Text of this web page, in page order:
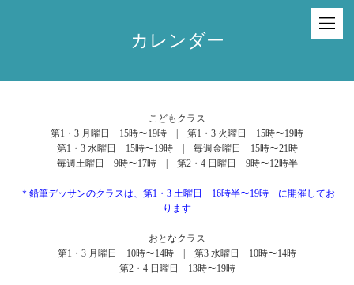
カレンダー
こどもクラス
第1・3 月曜日 15時〜19時 | 第1・3 火曜日 15時〜19時
第1・3 水曜日 15時〜19時 | 毎週金曜日 15時〜21時
毎週土曜日 9時〜17時 | 第2・4 日曜日 9時〜12時半
＊鉛筆デッサンのクラスは、第1・3 土曜日 16時半〜19時 に開催してお
ります
おとなクラス
第1・3 月曜日 10時〜14時 | 第3 水曜日 10時〜14時
第2・4 日曜日 13時〜19時